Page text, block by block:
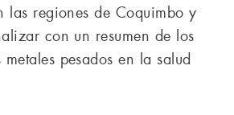
las regiones de Coquimbo y
con un resumen de los
pesados en la salud